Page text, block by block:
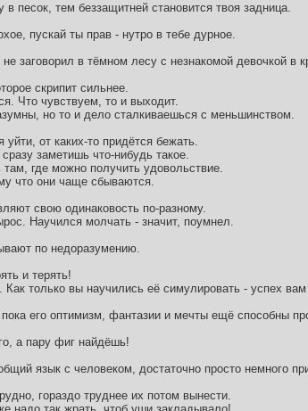
песок, тем беззащитней становится твоя задница.
пускай ты прав - нутро в тебе дурное.
заговорил в тёмном лесу с незнакомой девочкой в
скрипит сильнее.
Что чувствуем, то и выходит.
но то и дело сталкиваешься с меньшинством.
от каких-то придётся бежать.
заметишь что-нибудь такое.
где можно получить удовольствие.
что они чаще сбываются.
свою одинаковость по-разному.
Научился молчать - значит, поумнел.
по недоразумению.
и терять!
Как только вы научились её симулировать - успех вам
его оптимизм, фантазии и мечты ещё способны
а пару фиг найдёшь!
язык с человеком, достаточно просто немного
гораздо труднее их потом вынести.